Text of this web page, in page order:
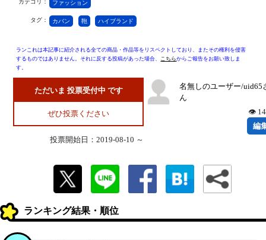
カテゴリ： ファッション
タグ： カバン 鞄 ハイブランド
ランこれは本記事に紹介される全ての商品・作品等をリスペクトしており、またその権利を侵害
するものではありません。それに反する投稿があった場合、 こちらからご報告をお願い致しま
す。
ただいま 投票受付中 です
ぜひ投票ください
投票開始日：2019-08-10 ～
名無しのユーザー/uid65
ん
👁
編
ランキング結果・順位